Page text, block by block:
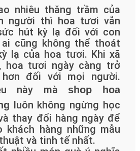
nhiêu thăng trầm của
người thì hoa tươi vẫn
hút kỳ lạ đối với con
cũng không thể thoát
lạ của hoa tươi. Khi xã
hoa tươi ngày càng trở
đối với mọi người.
này mà shop hoa
luôn không ngừng học
thay đổi hàng ngày để
khách hàng những mẫu
và tinh tế nhất.